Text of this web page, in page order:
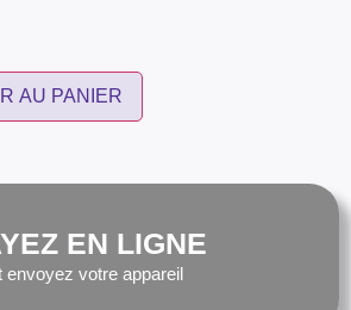
AU PANIER
EN LIGNE
envoyez votre appareil